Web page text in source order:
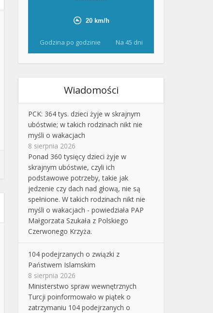
Godzina po godzinie Na 45 dni
Wiadomości
PCK: 364 tys. dzieci żyje w skrajnym
ubóstwie; w takich rodzinach nikt nie
myśli o wakacjach
8 sierpnia 2026
Ponad 360 tysięcy dzieci żyje w
skrajnym ubóstwie, czyli ich
podstawowe potrzeby, takie jak
jedzenie czy dach nad głową, nie są
spełnione. W takich rodzinach nikt nie
myśli o wakacjach - powiedziała PAP
Małgorzata Szukała z Polskiego
Czerwonego Krzyża.
104 podejrzanych o związki z
Państwem Islamskim
8 sierpnia 2026
Ministerstwo spraw wewnętrznych
Turcji poinformowało w piątek o
zatrzymaniu 104 podejrzanych o